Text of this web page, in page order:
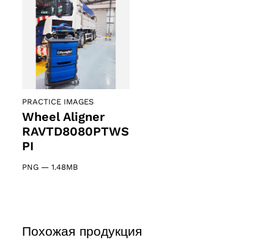
PRACTICE IMAGES
Wheel Aligner
RAVTD8080PTWS
PI
PNG — 1.48MB
Похожая продукция